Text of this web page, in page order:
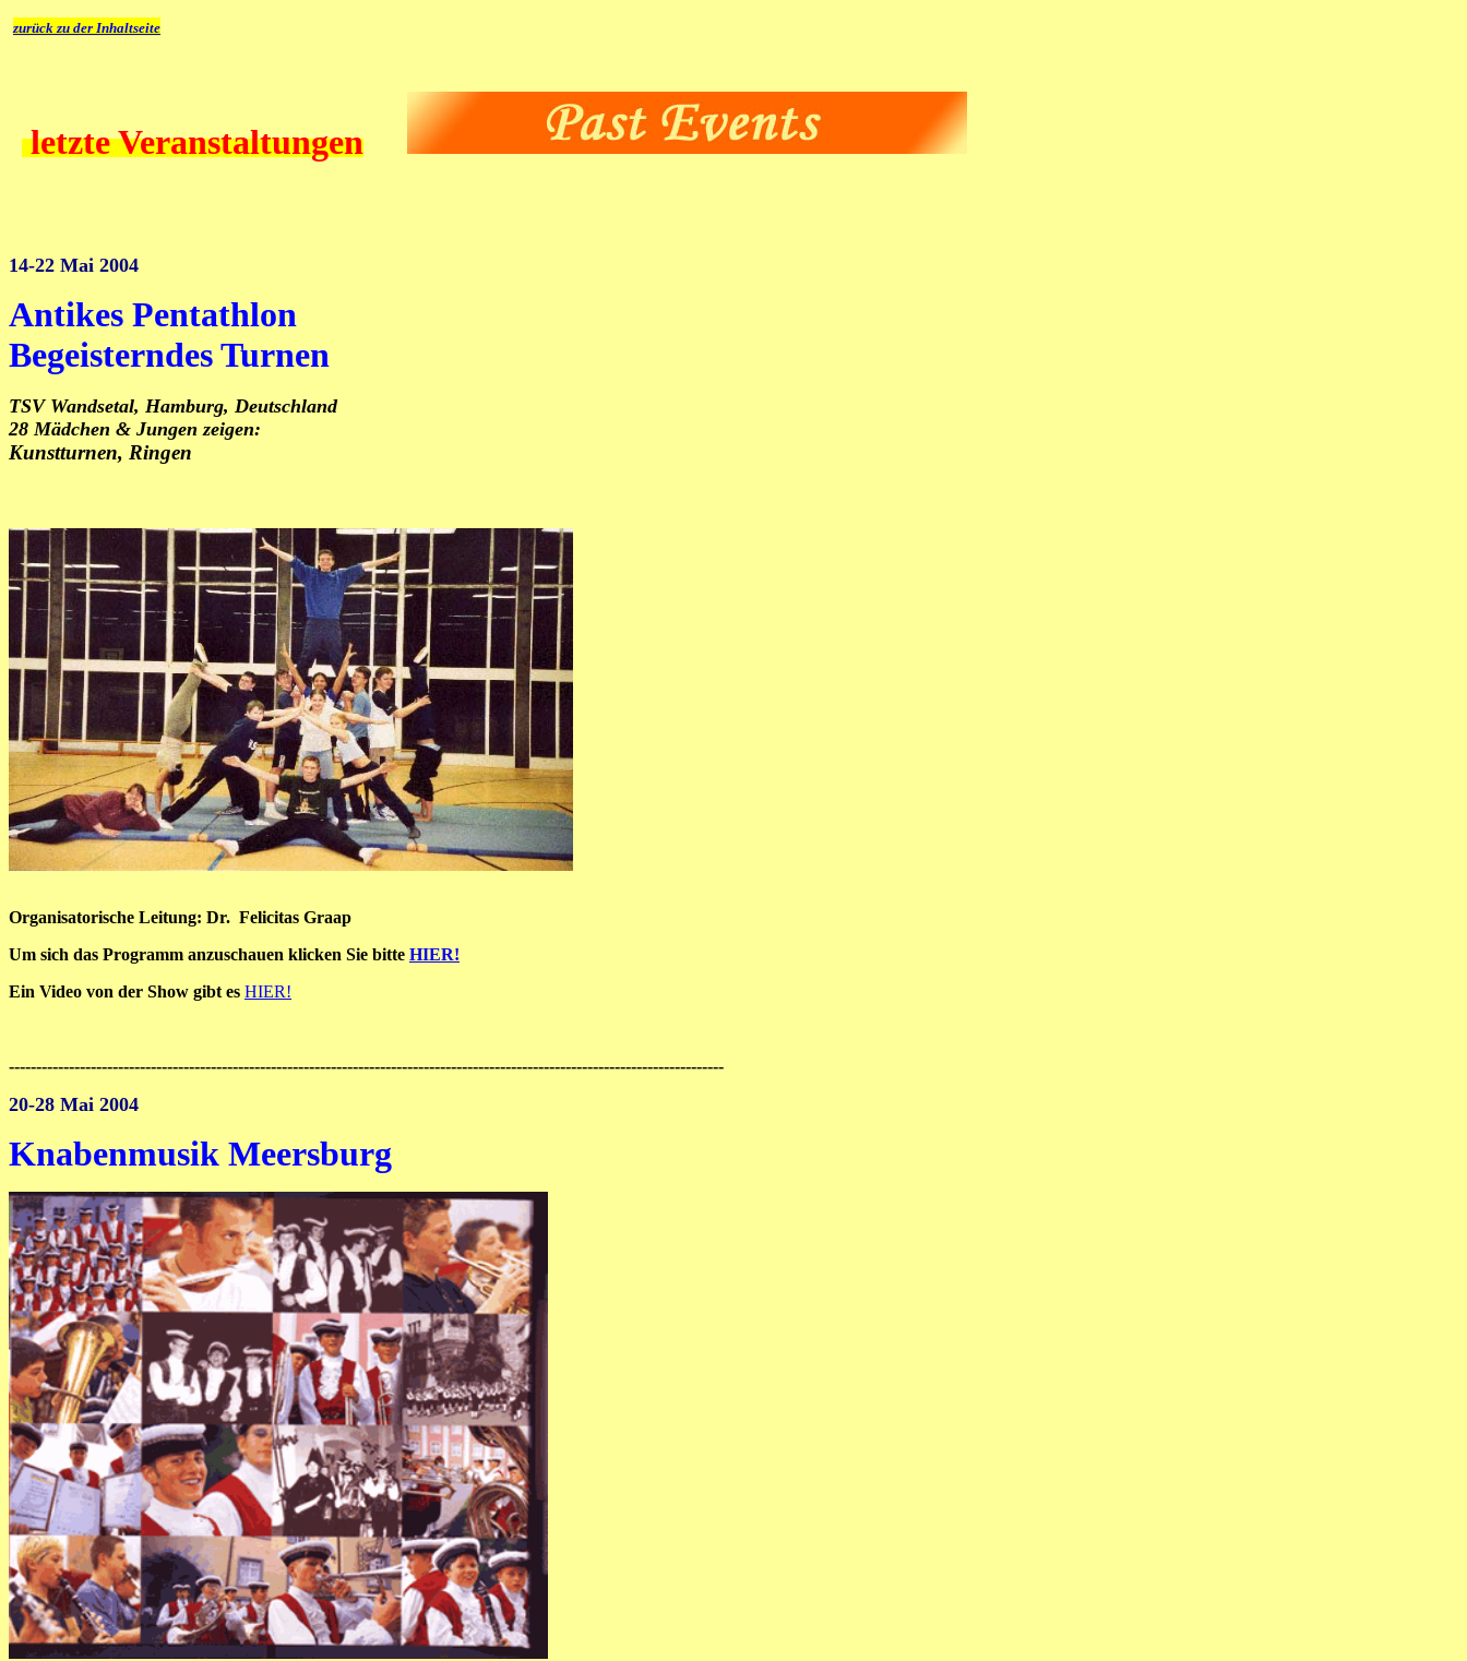
zurück zu der Inhaltseite
letzte Veranstaltungen
14-22 Mai 2004
Antikes Pentathlon
Begeisterndes Turnen
TSV Wandsetal, Hamburg, Deutschland
28 Mädchen & Jungen zeigen:
Kunstturnen, Ringen
Organisatorische Leitung: Dr. Felicitas Graap
Um sich das Programm anzuschauen klicken Sie bitte HIER!
Ein Video von der Show gibt es HIER!
-----------------------------------------------------------------------------------------------------------------------------------
20-28 Mai 2004
Knabenmusik Meersburg